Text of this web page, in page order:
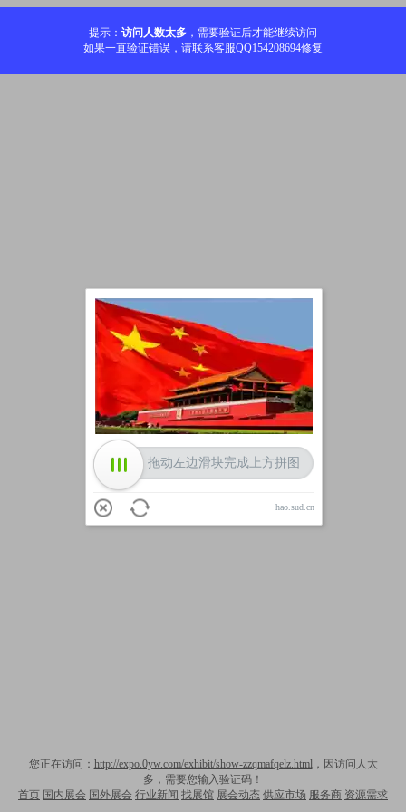
提示： 访问人数太多 ，需要验证后才能继续访问
如果一直验证错误，请联系客服QQ154208694修复
您正在访问： http://expo.0yw.com/exhibit/show-zzqmafqelz.html，因访问人太
多，需要您输入验证码！
首页 国内展会 国外展会 行业新闻 找展馆 展会动态 供应市场 服务商 资源需求
加载中
拖动左边滑块完成上方拼图
hao.sud.cn